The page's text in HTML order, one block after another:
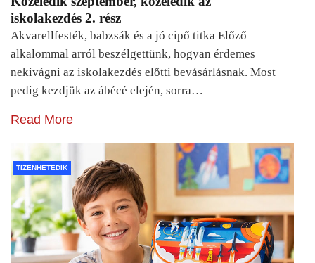
iskolakezdés 2. rész
Akvarellfesték, babzsák és a jó cipő titka Előző
alkalommal arról beszélgettünk, hogyan érdemes
nekivágni az iskolakezdés előtti bevásárlásnak. Most
pedig kezdjük az ábécé elején, sorra…
Read More
TIZENHETEDIK